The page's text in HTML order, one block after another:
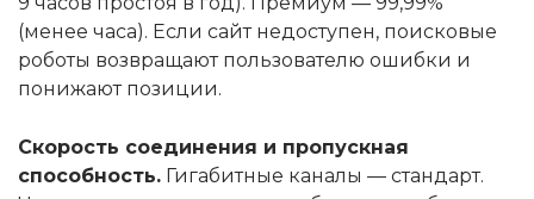
(менее часа). Если сайт недоступен, поисковые
роботы возвращают пользователю ошибки и
понижают позиции.
Скорость соединения и пропускная
способность. Гигабитные каналы — стандарт.